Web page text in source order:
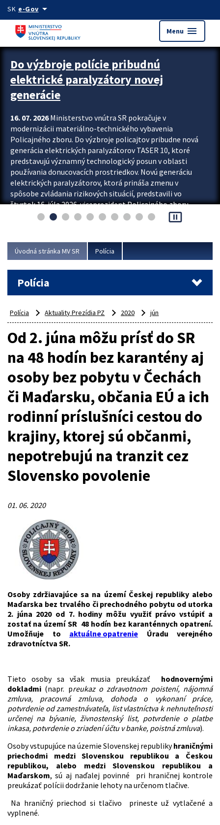
Preskocit na hlavný obsah
SK e-Govarrow_drop_down
Menu menu
Zastavit automatický posun upútavok
Do výzbroje polície pribudnú
elektrické paralyzátory novej
generácie
16. 07. 2026Ministerstvo vnútra SR pokračuje v
modernizácii materiálno-technického vybavenia
Policajného zboru. Do výzbroje policajtov pribudne nová
generácia elektrických paralyzátorov TASER 10, ktoré
predstavujú významný technologický posun v oblasti
používania donucovacích prostriedkov. Novú generáciu
elektrických paralyzátorov, ktorá prináša zmenu v
spôsobe zvládania rizikových situácií, predstavili vo
štvrtok 16. júla 2026 viceprezident Policajného zboru
Rastislav Polakovič a riaditeľ odboru výcviku...
pause_presentation
Úvodná stránka MV SR Polícia
Polícia
Polícia Aktuality Prezídia PZ 2020 jún
Od 2. júna môžu prísť do SR
na 48 hodín bez karantény aj
osoby bez pobytu v Čechách
či Maďarsku, občania EÚ a ich
rodinní príslušníci cestou do
krajiny, ktorej sú občanmi,
nepotrebujú na tranzit cez
Slovensko povolenie
01. 06. 2020
Osoby zdržiavajúce sa na území Českej republiky alebo
Maďarska bez trvalého či prechodného pobytu od utorka
2. júna 2020 od 7. hodiny môžu využiť právo vstúpiť a
zostať na území SR 48 hodín bez karanténnych opatrení.
Umožňuje to aktuálne opatrenie Úradu verejného
zdravotníctva SR.
Tieto osoby sa však musia preukázať
hodnovernými
dokladmi (napr. preukaz o zdravotnom poistení, nájomná
zmluva, pracovná zmluva, dohoda o vykonaní práce,
potvrdenie od zamestnávateľa, list vlastníctva k nehnuteľnosti
určenej na bývanie, živnostenský list, potvrdenie o platbe
inkasa, potvrdenie o zriadení účtu v banke, poistná zmluva).
Osoby vstupujúce na územie Slovenskej republikyhraničnými
priechodmi medzi Slovenskou republikou a Českou
republikou, alebo medzi Slovenskou republikou a
Maďarskom, sú aj naďalej povinné pri hraničnej kontrole
preukázať polícii dodržanie lehoty na určenom tlačive.
Na hraničný priechod si tlačivo prineste už vytlačené a
vyplnené.